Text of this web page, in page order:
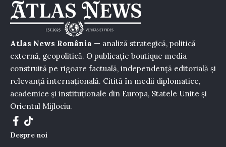
Atlas News România — analiză strategică, politică
externă, geopolitică. O publicație boutique media
construită pe rigoare factuală, independență editorială și
relevanță internațională. Citită în medii diplomatice,
academice și instituționale din Europa, Statele Unite și
Orientul Mijlociu.
Despre noi